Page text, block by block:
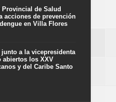
Provincial de Salud
acciones de prevención
en Villa Flores
a la vicepresidenta
abiertos los XXV
y del Caribe Santo